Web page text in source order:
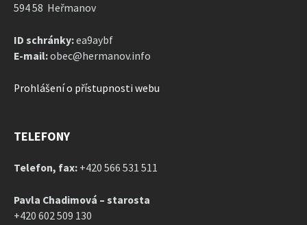
594 58 Heřmanov
ID schránky:ea9aybf
E-mail:obec@hermanov.info
Prohlášení o přístupnosti webu
TELEFONY
Telefon, fax: +420 566 531 511
Pavla Chadimová – starosta
+420 602 509 130